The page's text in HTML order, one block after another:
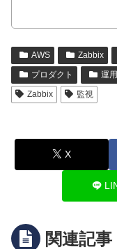
AWS Zabbix
プロダクト
運
Zabbix
監視
X
関連記事